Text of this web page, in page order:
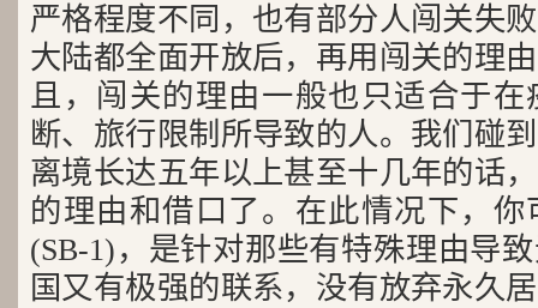
严格程度不同，也有部分人闯关失
大陆都全面开放后，再用闯关的理
且，闯关的理由一般也只适合于
断、旅行限制所导致的人。我们碰
离境长达五年以上甚至十几年的话
的理由和借口了。在此情况下，
(SB-1)，是针对那些有特殊理由导
国又有极强的联系，没有放弃永久